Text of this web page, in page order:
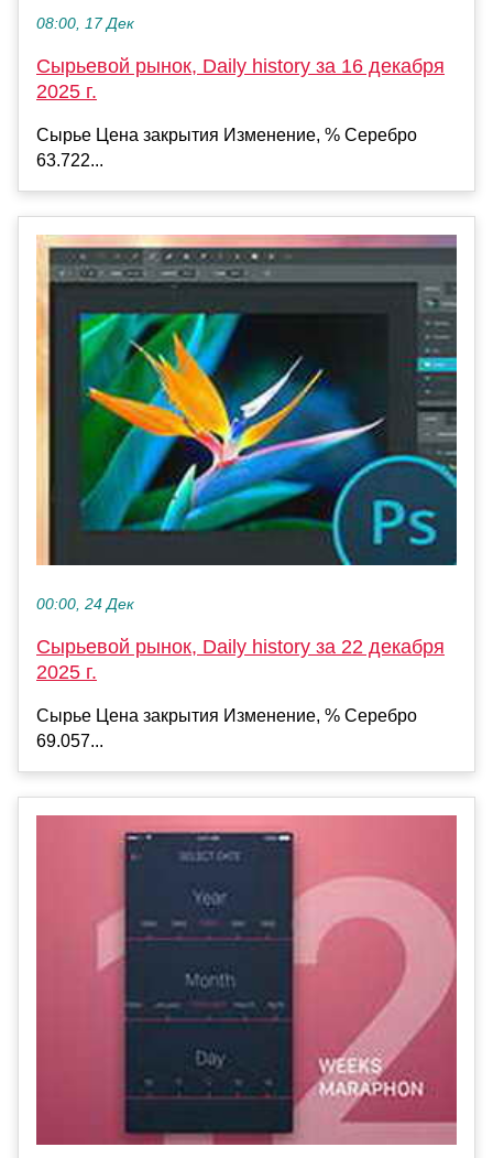
08:00, 17 Дек
Сырьевой рынок, Daily history за 16 декабря
2025 г.
Сырье Цена закрытия Изменение, % Серебро
63.722...
00:00, 24 Дек
Сырьевой рынок, Daily history за 22 декабря
2025 г.
Сырье Цена закрытия Изменение, % Серебро
69.057...